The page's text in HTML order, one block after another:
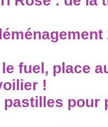
fuel, place
!
pastilles pour